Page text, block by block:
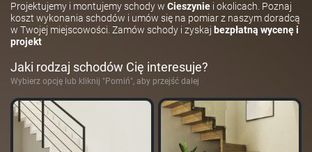
Projektujemy i montujemy schody w Cieszynie i okolicach. Poznaj
koszt wykonania schodów i umów się na pomiar z naszym doradcą
w Twojej miejscowości. Zamów schody i zyskaj bezpłatną wycenę i
projekt
Jaki rodzaj schodów Cię interesuje?
Wybierz opcję lub kliknij "Pomiń", aby przejść dalej